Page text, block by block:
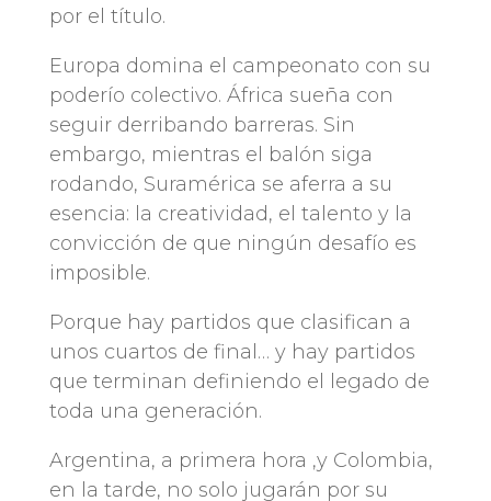
por el título.
Europa domina el campeonato con su
poderío colectivo. África sueña con
seguir derribando barreras. Sin
embargo, mientras el balón siga
rodando, Suramérica se aferra a su
esencia: la creatividad, el talento y la
convicción de que ningún desafío es
imposible.
Porque hay partidos que clasifican a
unos cuartos de final… y hay partidos
que terminan definiendo el legado de
toda una generación.
Argentina, a primera hora ,y Colombia,
en la tarde, no solo jugarán por su